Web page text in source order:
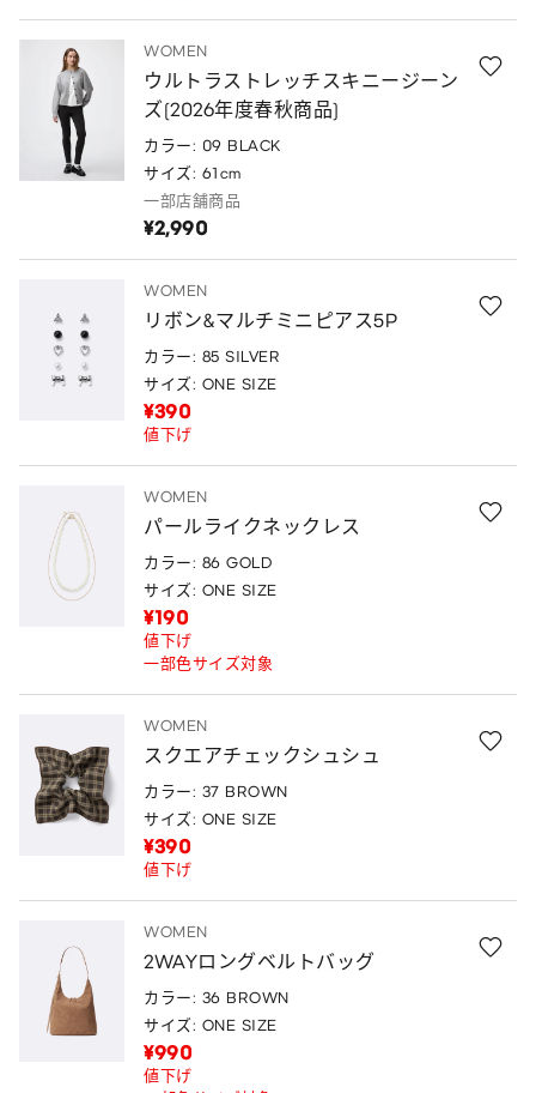
WOMEN
ウルトラストレッチスキニージーン
ズ(2026年度春秋商品)
カラー: 09 BLACK
サイズ: 61cm
一部店舗商品
¥2,990
WOMEN
リボン&マルチミニピアス5P
カラー: 85 SILVER
サイズ: ONE SIZE
¥390
値下げ
WOMEN
パールライクネックレス
カラー: 86 GOLD
サイズ: ONE SIZE
¥190
値下げ
一部色サイズ対象
WOMEN
スクエアチェックシュシュ
カラー: 37 BROWN
サイズ: ONE SIZE
¥390
値下げ
WOMEN
2WAYロングベルトバッグ
カラー: 36 BROWN
サイズ: ONE SIZE
¥990
値下げ